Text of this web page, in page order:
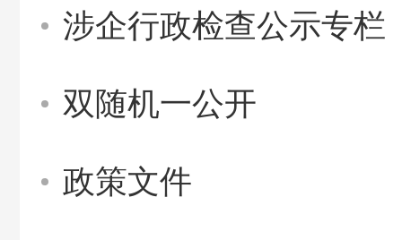
涉企行政检查公示专栏
双随机一公开
政策文件